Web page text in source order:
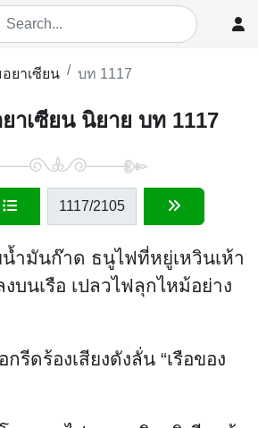
ยาเซียน บท 1117
าเซียน นิยาย บท 1117
1117/2105
ำมันก๊าด ธนูไฟที่หยู่เหวินเห้า
บนเรือ เปลวไฟลุกไหม้อย่าง
กรีดร้องเสียงดังลั่น “เรือของ